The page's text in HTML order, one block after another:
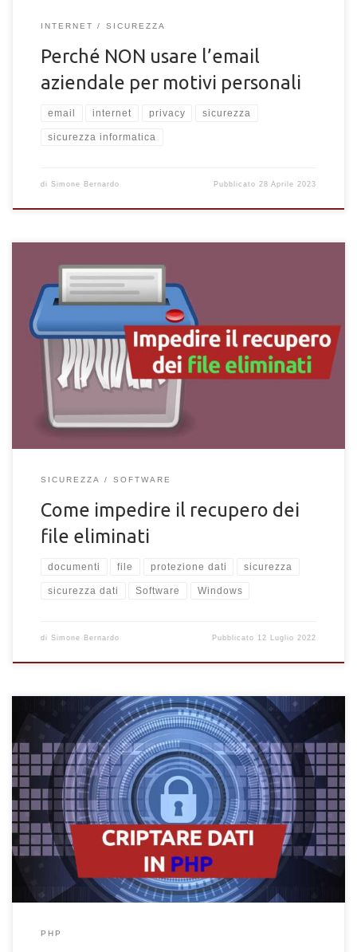
INTERNET SICUREZZA
Perché NON usare l’email
aziendale per motivi personali
email internet privacy sicurezza
sicurezza informatica
di Simone Bernardo Pubblicato 28 Aprile 2023
Le migliori tecniche per impedire il recupero dei file eliminati
dal cestino. Evitare che i file vengano recuperati dopo
l'eliminazione.
SICUREZZA SOFTWARE
Come impedire il recupero dei
file eliminati
documenti file protezione dati sicurezza
sicurezza dati Software Windows
di Simone Bernardo Pubblicato 12 Luglio 2022
Come criptare dati e stringhe in PHP. Criptazione e
decriptazione dei dati con funzioni PHP per rendere sicure le
informazioni personali.
PHP